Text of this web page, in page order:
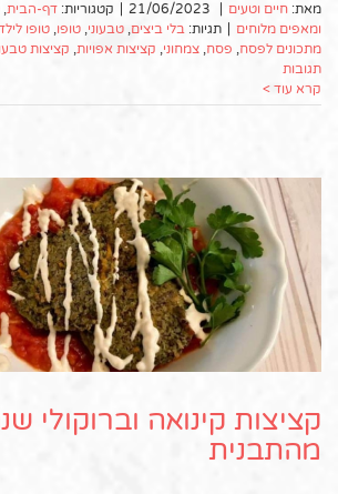
מאת: חיים וטעים 21/06/2023 קטגוריות: דף-הבית,
ומאפים מלוחים
תגיות: בלי ביצים, טבעוני, טופו, טופו
מתכונים לפסח, פסח, צמחוני, קציצות אפויות, קציצות
תגובות
קרא עוד >
קציצות קינואה וברוקולי
מהתבנית